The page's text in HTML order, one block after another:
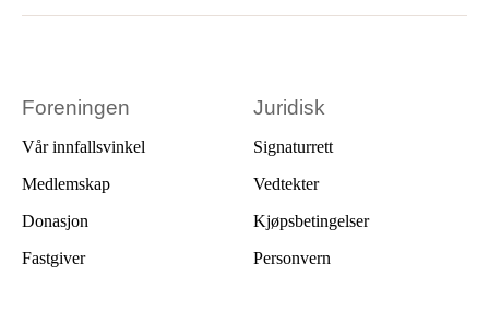
Foreningen
Vår innfallsvinkel
Medlemskap
Donasjon
Fastgiver
Juridisk
Signaturrett
Vedtekter
Kjøpsbetingelser
Personvern